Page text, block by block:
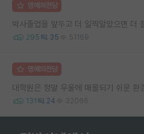
명예의전당
박사졸업을 앞두고 더 일찍알았으면 더
295 35 51169
명예의전당
대학원은 정말 우울에 매몰되기 쉬운 환
131 24 32066